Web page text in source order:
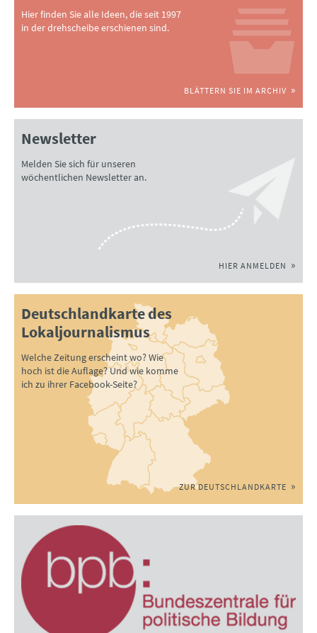
Hier finden Sie alle Ideen, die seit 1997
in der drehscheibe erschienen sind.
BLÄTTERN SIE IM ARCHIV
Newsletter
Melden Sie sich für unseren
wöchentlichen Newsletter an.
HIER ANMELDEN
Deutschlandkarte des
Lokaljournalismus
Welche Zeitung erscheint wo? Wie
hoch ist die Auflage? Und wie komme
ich zu ihrer Facebook-Seite?
ZUR DEUTSCHLANDKARTE